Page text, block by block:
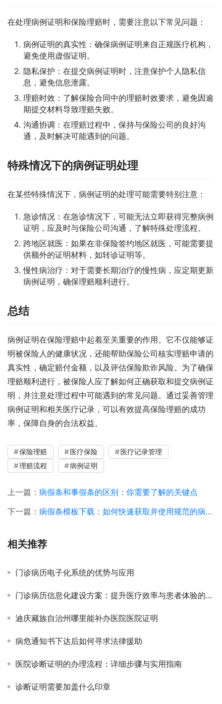
在处理病例证明和保险理赔时，需要注意以下常见问题：
病例证明的真实性：确保病例证明来自正规医疗机构，
避免使用虚假证明。
隐私保护：在提交病例证明时，注意保护个人隐私信
息，避免信息泄露。
理赔时效：了解保险合同中的理赔时效要求，避免因逾
期提交材料导致理赔失败。
沟通协调：在理赔过程中，保持与保险公司的良好沟
通，及时解决可能遇到的问题。
特殊情况下的病例证明处理
在某些特殊情况下，病例证明的处理可能需要特别注意：
急诊情况：在急诊情况下，可能无法立即获得完整病例
证明，应及时与保险公司沟通，了解特殊处理流程。
跨地区就医：如果在非保险签约地区就医，可能需要提
供额外的证明材料，如转诊证明等。
慢性病治疗：对于需要长期治疗的慢性病，应定期更新
病例证明，确保理赔顺利进行。
总结
病例证明在保险理赔中起着至关重要的作用。它不仅能够证
明被保险人的健康状况，还能帮助保险公司核实理赔申请的
真实性，确定赔付金额，以及评估保险欺诈风险。为了确保
理赔顺利进行，被保险人应了解如何正确获取和提交病例证
明，并注意处理过程中可能遇到的常见问题。通过妥善管理
病例证明和相关医疗记录，可以有效提高保险理赔的成功
率，保障自身的合法权益。
保险理赔 医疗保险
医疗记录管理
理赔流程
病例证明
上一篇： 病假条和事假条的区别：你需要了解的关键点
下一篇： 病假条模板下载：如何快速获取并使用规范的病假条
相关推荐
门诊病历电子化系统的优势与应用
门诊病历信息化建设方案：提升医疗效率与患者体验的全面指南
迪庆藏族自治州哪里能补办医院医院证明
病危通知书下达后如何寻求法律援助
医院诊断证明的办理流程：详细步骤与实用指南
诊断证明需要加盖什么印章